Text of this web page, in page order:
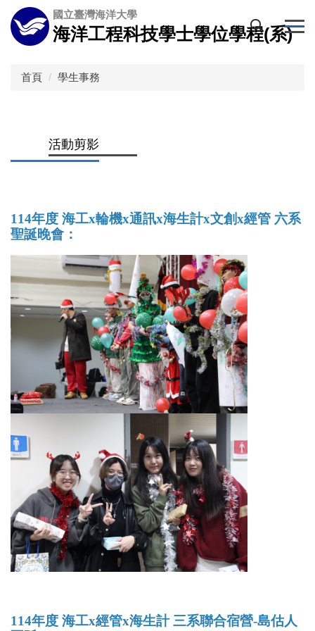
跳
到
主
國立臺灣海洋大學
海洋工程科技學士學位學程(系)
首頁 學生事務
活動剪影
114年度 海工x輪機x通訊x海生計x文創x經管 六系
聖誕晚會：
114年度 海工x經管x海生計 三系聯合宿營-島估人